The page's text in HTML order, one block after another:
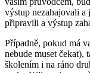
výstup nezahajovali a
připravili a výstup
Případně, pokud má
nebude muset čekat),
školením i na ráno